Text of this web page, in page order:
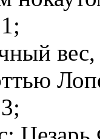
вес,